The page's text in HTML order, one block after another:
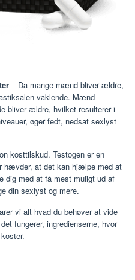
– Da mange mænd bliver ældre,
vaklende. Mænd
bliver ældre, hvilket resulterer i
øger fedt, nedsat sexlyst
kosttilskud. Testogen er en
at det kan hjælpe med at
dig med at få mest muligt ud af
din sexlyst og mere.
vi alt hvad du behøver at vide
fungerer, ingredienserne, hvor